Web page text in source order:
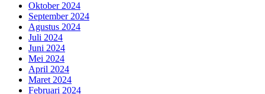
Oktober 2024
September 2024
Agustus 2024
Juli 2024
Juni 2024
Mei 2024
April 2024
Maret 2024
Februari 2024